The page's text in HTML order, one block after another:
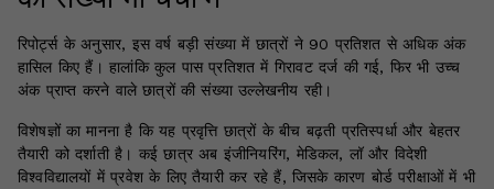
रिपोर्ट्स के अनुसार, इस वर्ष बड़ी संख्या में छात्रों ने 90 प्रतिशत से अधिक अंक
हासिल किए हैं। हालांकि कुल पास प्रतिशत में गिरावट दर्ज की गई, फिर भी उच्च
अंक प्राप्त करने वाले छात्रों की संख्या उल्लेखनीय रही।
विशेषज्ञों का मानना है कि यह प्रवृत्ति छात्रों के बीच बढ़ती प्रतिस्पर्धा और बेहतर
तैयारी को दर्शाती है। कई छात्र अब इंजीनियरिंग, मेडिकल, लॉ और विदेशी
विश्वविद्यालयों में प्रवेश के लिए तैयारी कर रहे हैं, जिसके कारण बोर्ड परीक्षाओं में भी